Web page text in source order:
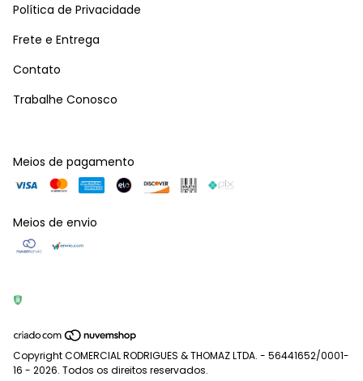
Política de Privacidade
Frete e Entrega
Contato
Trabalhe Conosco
Meios de pagamento
Meios de envio
Copyright COMERCIAL RODRIGUES & THOMAZ LTDA. - 56441652/0001-
16 - 2026. Todos os direitos reservados.